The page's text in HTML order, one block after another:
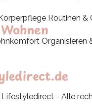
Routinen &
Organisieren
- Alle